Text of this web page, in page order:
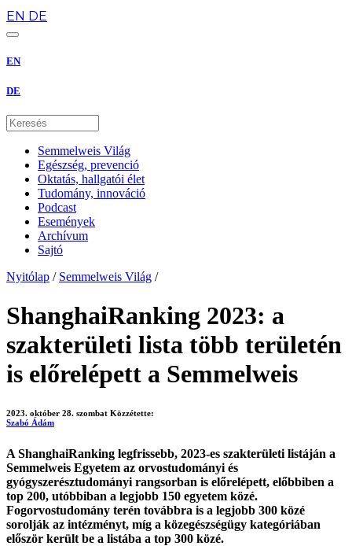
EN DE
EN
DE
Semmelweis Világ
Egészség, prevenció
Oktatás, hallgatói élet
Tudomány, innováció
Podcast
Események
Archívum
Sajtó
Nyitólap / Semmelweis Világ /
ShanghaiRanking 2023: a
szakterületi lista több területén
is előrelépett a Semmelweis
2023. október 28. szombat Közzétette:
Szabó Ádám
A ShanghaiRanking legfrissebb, 2023-es szakterületi listáján a
Semmelweis Egyetem az orvostudományi és
gyógyszerésztudományi rangsorban is előrelépett, előbbiben a
top 200, utóbbiban a legjobb 150 egyetem közé.
Fogorvostudomány terén továbbra is a legjobb 300 közé
sorolják az intézményt, míg a közegészségügy kategóriában
először került be a listába a top 300 közé.